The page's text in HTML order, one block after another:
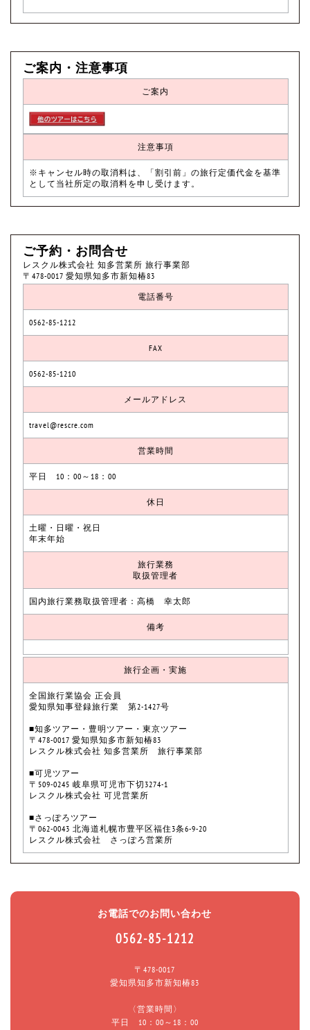
ご案内・注意事項
ご案内
注意事項
※キャンセル時の取消料は、「割引前」の旅行定価代金を基準
として当社所定の取消料を申し受けます。
ご予約・お問合せ
レスクル株式会社 知多営業所 旅行事業部
〒478-0017 愛知県知多市新知椿83
電話番号
0562-85-1212
FAX
0562-85-1210
メールアドレス
travel@rescre.com
営業時間
平日 10：00～18：00
休日
土曜・日曜・祝日
年末年始
旅行業務
取扱管理者
国内旅行業務取扱管理者：高橋 幸太郎
備考
旅行企画・実施
全国旅行業協会 正会員
愛知県知事登録旅行業 第2-1427号
■知多ツアー・豊明ツアー・東京ツアー
〒478-0017 愛知県知多市新知椿83
レスクル株式会社 知多営業所 旅行事業部
■可児ツアー
〒509-0245 岐阜県可児市下切3274-1
レスクル株式会社 可児営業所
■さっぽろツアー
〒062-0043 北海道札幌市豊平区福住3条6-9-20
レスクル株式会社 さっぽろ営業所
お電話でのお問い合わせ
0562-85-1212
〒478-0017
愛知県知多市新知椿83
〈営業時間〉
平日 10：00～18：00